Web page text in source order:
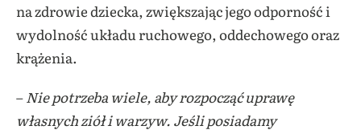
na zdrowie dziecka, zwiększając jego odporność i
wydolność układu ruchowego, oddechowego oraz
krążenia.
–Nie potrzeba wiele, aby rozpocząć uprawę
własnych ziół i warzyw. Jeśli posiadamy